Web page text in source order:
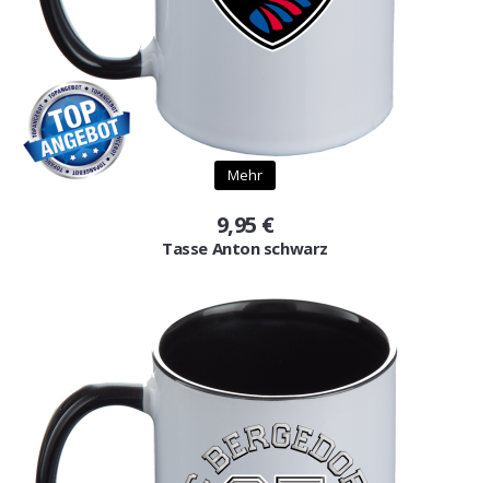
Mehr
9,95 €
Tasse Anton schwarz